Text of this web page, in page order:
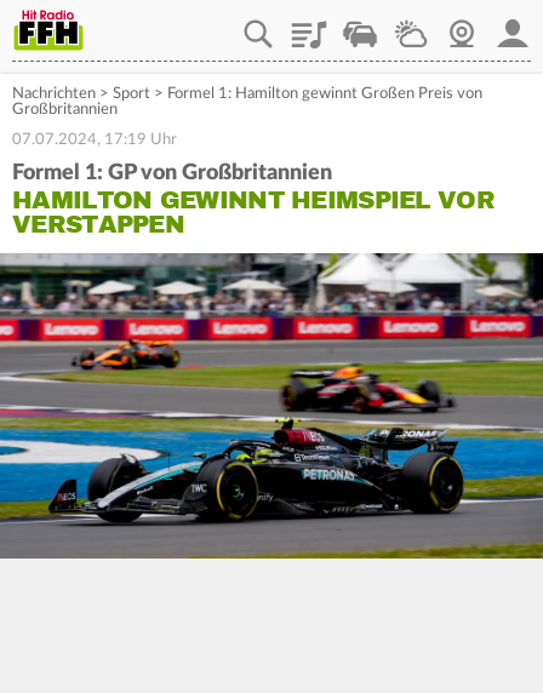
PlaylistStaupilotWetterWebcam
Nachrichten > Sport > Formel 1: Hamilton gewinnt Großen Preis von
Großbritannien
07.07.2024, 17:19 Uhr
Formel 1: GP von Großbritannien
HAMILTON GEWINNT HEIMSPIEL VOR
VERSTAPPEN